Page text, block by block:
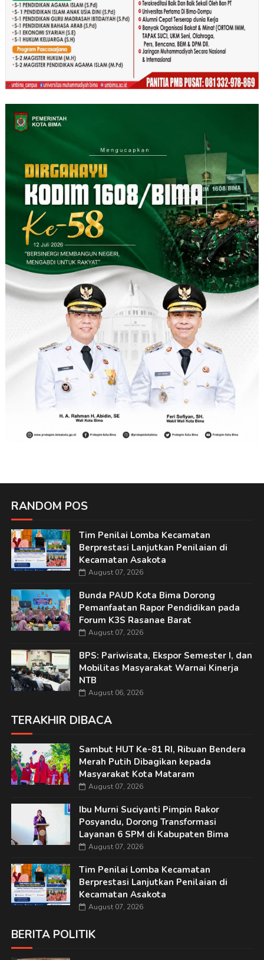
RANDOM POS
Tim Penilai Lomba Kecamatan
Berprestasi Lanjutkan Penilaian di
Kecamatan Asakota
August 07, 2026
Bunda PAUD Kota Bima Dorong
Pemanfaatan Rapor Pendidikan pada
Forum K3S Rasanae Barat
August 07, 2026
BPS: Pariwisata, Ekspor Semester I, dan
Mobilitas Masyarakat Warnai Kinerja
NTB
August 06, 2026
TERAKHIR DIBACA
Sambut HUT Ke-81 RI, Ribuan Bendera
Merah Putih Dibagikan kepada
Masyarakat Kota Mataram
August 07, 2026
Ibu Murni Suciyanti Pimpin Rakor
Posyandu, Dorong Transformasi
Layanan 6 SPM di Kabupaten Bima
August 07, 2026
Tim Penilai Lomba Kecamatan
Berprestasi Lanjutkan Penilaian di
Kecamatan Asakota
August 07, 2026
BERITA POLITIK